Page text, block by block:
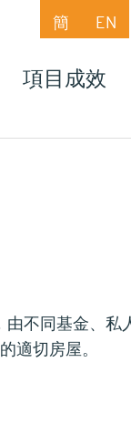
簡 EN
項目成效
不同基金、私
適切房屋。